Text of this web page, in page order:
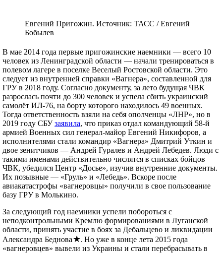
Евгений Пригожин. Источник: ТАСС / Евгений
Бобылев
В мае 2014 года первые пригожинские наемники — всего 10
человек из Ленинградской области — начали тренироваться в
полевом лагере в поселке Веселый Ростовской области. Это
следует из внутренней справки «Вагнера», составленной для
ГРУ в 2018 году. Согласно документу, за лето будущая ЧВК
разрослась почти до 300 человек и успела сбить украинский
самолёт ИЛ-76, на борту которого находилось 49 военных.
Тогда ответственность взяли на себя ополченцы «ЛНР», но в
2019 году СБУзаявила, что приказ отдал командующий 58-й
армией Военных сил генерал-майор Евгений Никифоров, а
исполнителями стали командир «Вагнера» Дмитрий Уткин и
двое зенитчиков — Андрей Гуралев и Андрей Лебедев. Люди с
такими именами действительно числятся в списках бойцов
ЧВК, убедился Центр «Досье», изучив внутренние документы.
Их позывные — «Груль» и «Лебедь». Вскоре после
авиакатастрофы «вагнеровцы» получили в свое пользование
базу ГРУ в Молькино.
За следующий год наемники успели побороться с
неподконтрольными Кремлю формированиями в Луганской
области, принять участие в боях за Дебальцево и ликвидации
Александра Беднова
. Но уже в конце лета 2015 года
«вагнеровцев» вывели из Украины и стали перебрасывать в